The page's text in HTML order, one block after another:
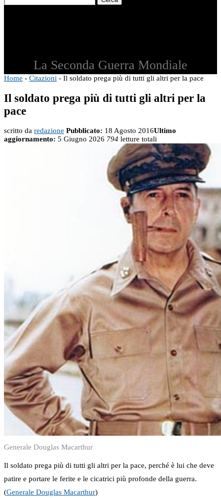
La Seconda Guerra Mondiale
Home - Citazioni - Il soldato prega più di tutti gli altri per la pace
Il soldato prega più di tutti gli altri per la
pace
scritto da redazione Pubblicato: 18 Agosto 2016Ultimo
aggiornamento: 5 Giugno 2026 794 letture totali
Generale Douglas Macarthur
Il soldato prega più di tutti gli altri per la pace, perché è lui che deve
patire e portare le ferite e le cicatrici più profonde della guerra.
(Generale Douglas Macarthur)